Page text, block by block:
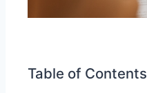
Table of Contents